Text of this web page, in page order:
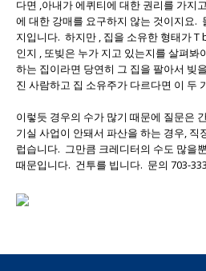
다면 ,아내가 에퀴티에 대한 권리를 가지
에 대한 강매를 요구하지 않는 것이지요.
지입니다. 하지만 , 집을 소유한 형태가 T
인지 , 또빚은 누가 지고 있는지를 살펴
하는 집이라면 당연히 그 집을 팔아서 빚
진 사람하고 집 소유주가 다르다면 이 두
이렇듯 경우의 수가 많기 때문에 질문은
기실 사업이 안돼서 파산을 하는 경우, 직
럽습니다. 그만큼 크레디터의 수도 많을
때문입니다. 건투를 빕니다. 문의 703-